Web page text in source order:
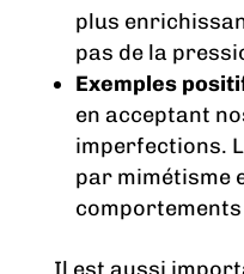
plus
pas de la
Exemples
en acceptant
imperfections.
par mimétisme
Il est aussi